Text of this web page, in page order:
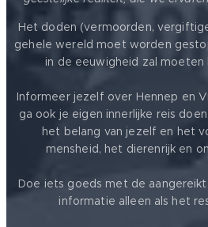
Het doden (vermoorden,
gehele wereld moet worden
in de eeuwigheid zal moeten
Informeer jezelf over Hennep en
ga ook je eigen innerlijke reis
het belang van jezelf en het
mensheid, het dierenrijk en
Doe iets goeds met de
informatie alleen als het